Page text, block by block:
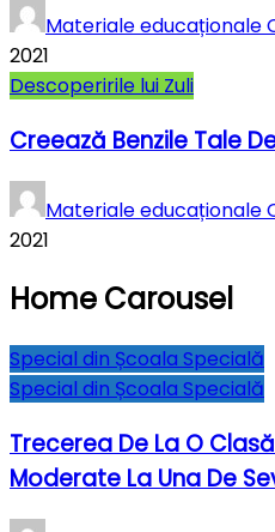
Materiale educaționale
2021
Descoperirile lui Zuli
Creează Benzile Tale
Materiale educaționale
2021
Home Carousel
Special din Școala Specială
Special din Școala Specială
Trecerea De La O
Moderate La Una De